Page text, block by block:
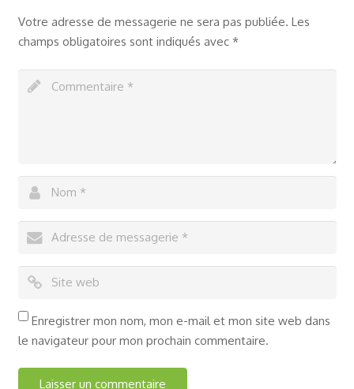
Votre adresse de messagerie ne sera pas publiée. Les
champs obligatoires sont indiqués avec *
Enregistrer mon nom, mon e-mail et mon site web dans
le navigateur pour mon prochain commentaire.